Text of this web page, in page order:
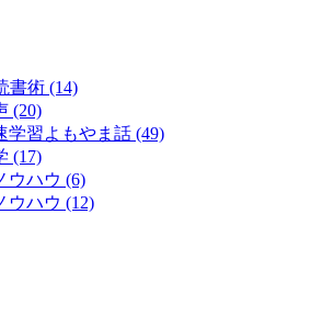
書術 (14)
(20)
学習よもやま話 (49)
(17)
ウハウ (6)
ウハウ (12)